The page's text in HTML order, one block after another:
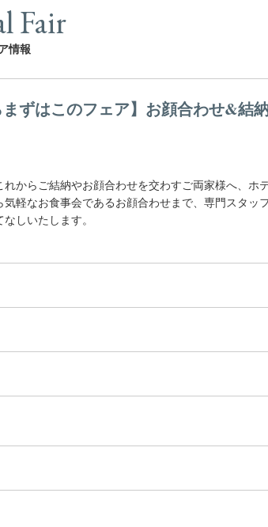
Fair
情報
まずはこのフェア】お顔合わせ&結
からご結納やお顔合わせを交わすご両家様へ、ホ
軽なお食事会であるお顔合わせまで、専門スタッ
しいたします。